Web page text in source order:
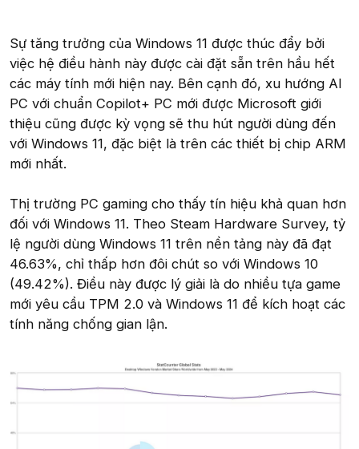
Sự tăng trưởng của Windows 11 được thúc đẩy bởi
việc hệ điều hành này được cài đặt sẵn trên hầu hết
các máy tính mới hiện nay. Bên cạnh đó, xu hướng AI
PC với chuẩn Copilot+ PC mới được Microsoft giới
thiệu cũng được kỳ vọng sẽ thu hút người dùng đến
với Windows 11, đặc biệt là trên các thiết bị chip ARM
mới nhất.
Thị trường PC gaming cho thấy tín hiệu khả quan hơn
đối với Windows 11. Theo Steam Hardware Survey, tỷ
lệ người dùng Windows 11 trên nền tảng này đã đạt
46.63%, chỉ thấp hơn đôi chút so với Windows 10
(49.42%). Điều này được lý giải là do nhiều tựa game
mới yêu cầu TPM 2.0 và Windows 11 để kích hoạt các
tính năng chống gian lận.